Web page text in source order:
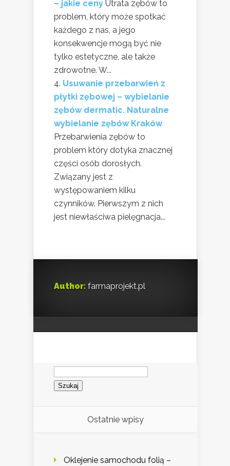
– jakie ceny Utrata zębów to
problem, który może spotkać
każdego z nas, a jego
konsekwencje mogą być nie
tylko estetyczne, ale także
zdrowotne. W...
Usuwanie przebarwień z
płytki zębowej – wybielanie
zębów dermatic. Naturalne
wybielanie zębów Kraków
Przebarwienia zębów to
problem który dotyka znacznej
części osób dorosłych.
Związany jest z
występowaniem kilku
czynników. Pierwszym z nich
jest niewłaściwa pielęgnacja...
Author: farmaprojekt.pl
Szukaj:
Ostatnie wpisy
Oklejenie samochodu folią –